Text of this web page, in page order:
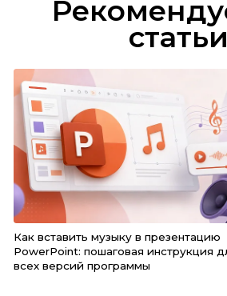
статьи
Как вставить музыку в презентацию
PowerPoint: пошаговая инструкция
всех версий программы